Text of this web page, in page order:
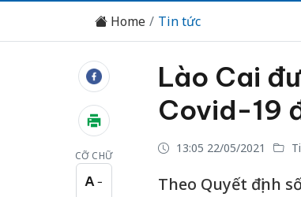
Home Tin tức
CỠ CHỮ
A −
Cỡ chữ nhỏ
Lào Cai
Covid-19
13:05 22/05/2021
Theo Quyết định